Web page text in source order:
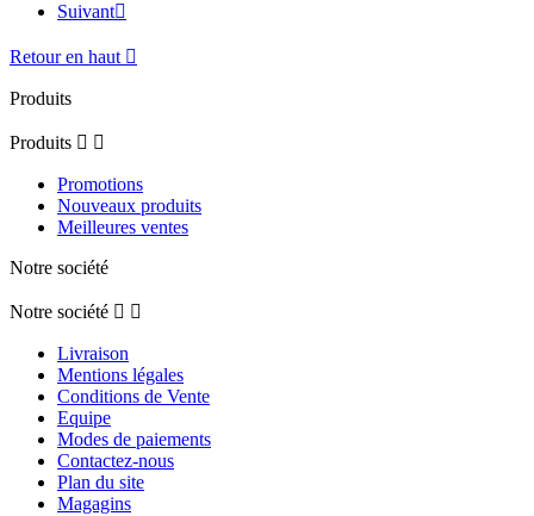
Suivant
Retour en haut 
Produits
Produits  
Promotions
Nouveaux produits
Meilleures ventes
Notre société
Notre société  
Livraison
Mentions légales
Conditions de Vente
Equipe
Modes de paiements
Contactez-nous
Plan du site
Magagins